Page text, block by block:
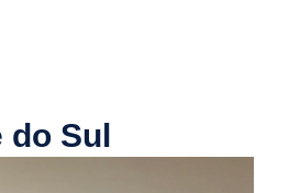
Sul